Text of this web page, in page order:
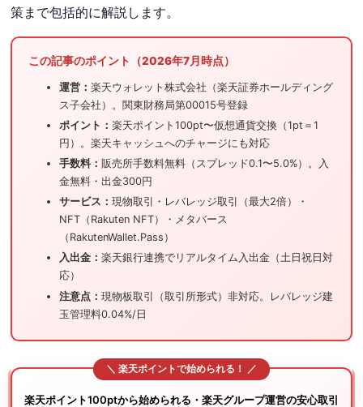
策まで包括的に解説します。
この記事のポイント（2026年7月時点）
運営：楽天ウォレット株式会社（楽天証券ホールディング
ス子会社）。関東財務局第00015号登録
ポイント：楽天ポイント100pt〜仮想通貨交換（1pt＝1
円）。楽天キャッシュへのチャージにも対応
手数料：販売所手数料無料（スプレッド0.1〜5.0%）。入
金無料・出金300円
サービス：現物取引・レバレッジ取引（最大2倍）・
NFT（Rakuten NFT）・メタバース
（RakutenWallet.Pass）
入出金：楽天銀行連携でリアルタイム入出金（土日祝日対
応）
注意点：現物板取引（取引所形式）非対応。レバレッジ建
玉管理料0.04%/日
楽天ポイント100ptから始められる・楽天グループ運営の安心取引